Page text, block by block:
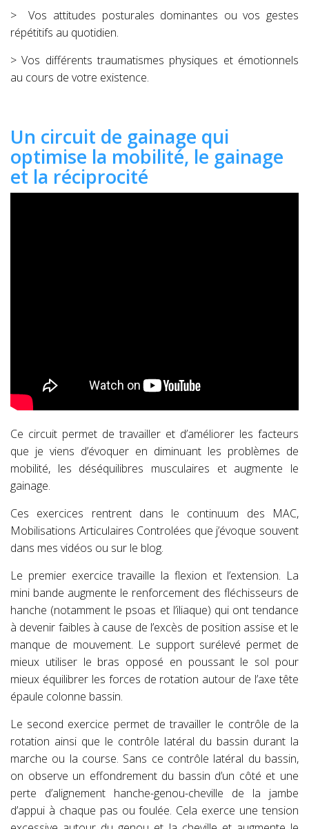
>
Vos attitudes posturales dominantes ou vos gestes
répétitifs au quotidien.
> Vos différents traumatismes physiques et émotionnels
au cours de votre existence.
Un circuit de gainage qui
optimise la mobilité, le gainage
et la réciprocité
Ce circuit permet de travailler et d’améliorer les facteurs
que je viens d’évoquer en diminuant les problèmes de
mobilité, les déséquilibres musculaires et augmente le
gainage.
Ces exercices rentrent dans le continuum des MAC,
Mobilisations Articulaires Controlées que j’évoque souvent
dans mes vidéos ou sur le blog.
Le premier exercice travaille la flexion et l’extension. La
mini bande augmente le renforcement des fléchisseurs de
hanche (notamment le psoas et l’iliaque) qui ont tendance
à devenir faibles à cause de l’excès de position assise et le
manque de mouvement. Le support surélevé permet de
mieux utiliser le bras opposé en poussant le sol pour
mieux équilibrer les forces de rotation autour de l’axe tête
épaule colonne bassin.
Le second exercice permet de travailler le contrôle de la
rotation ainsi que le contrôle latéral du bassin durant la
marche ou la course. Sans ce contrôle latéral du bassin,
on observe un effondrement du bassin d’un côté et une
perte d’alignement hanche-genou-cheville de la jambe
d’appui à chaque pas ou foulée. Cela exerce une tension